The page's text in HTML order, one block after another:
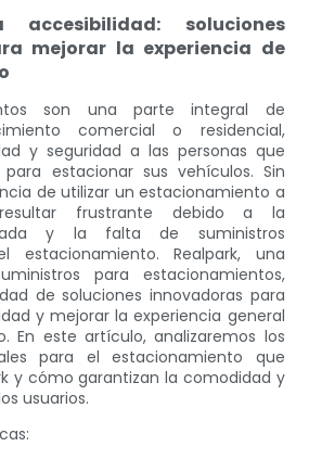
soluciones
mejorar la experiencia de
son una parte integral de
comercial o residencial,
y seguridad a las personas que
estacionar sus vehículos. Sin
de utilizar un estacionamiento a
frustrante debido a la
y la falta de suministros
estacionamiento. Realpark, una
para estacionamientos,
de soluciones innovadoras para
y mejorar la experiencia general
En este artículo, analizaremos los
para el estacionamiento que
y cómo garantizan la comodidad y
usuarios.